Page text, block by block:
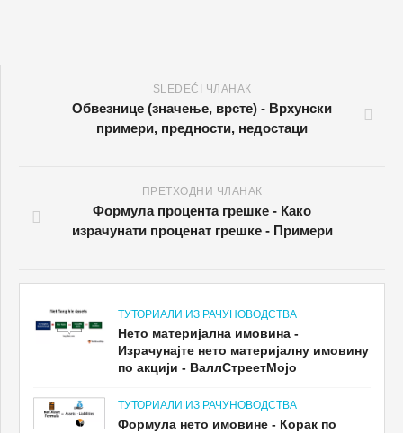
SLEDEĆI ЧЛАНАК
Обвезнице (значење, врсте) - Врхунски
примери, предности, недостаци
ПРЕТХОДНИ ЧЛАНАК
Формула процента грешке - Како
израчунати проценат грешке - Примери
ТУТОРИАЛИ ИЗ РАЧУНОВОДСТВА
Нето материјална имовина -
Израчунајте нето материјалну имовину
по акцији - ВаллСтреетМојо
ТУТОРИАЛИ ИЗ РАЧУНОВОДСТВА
Формула нето имовине - Корак по